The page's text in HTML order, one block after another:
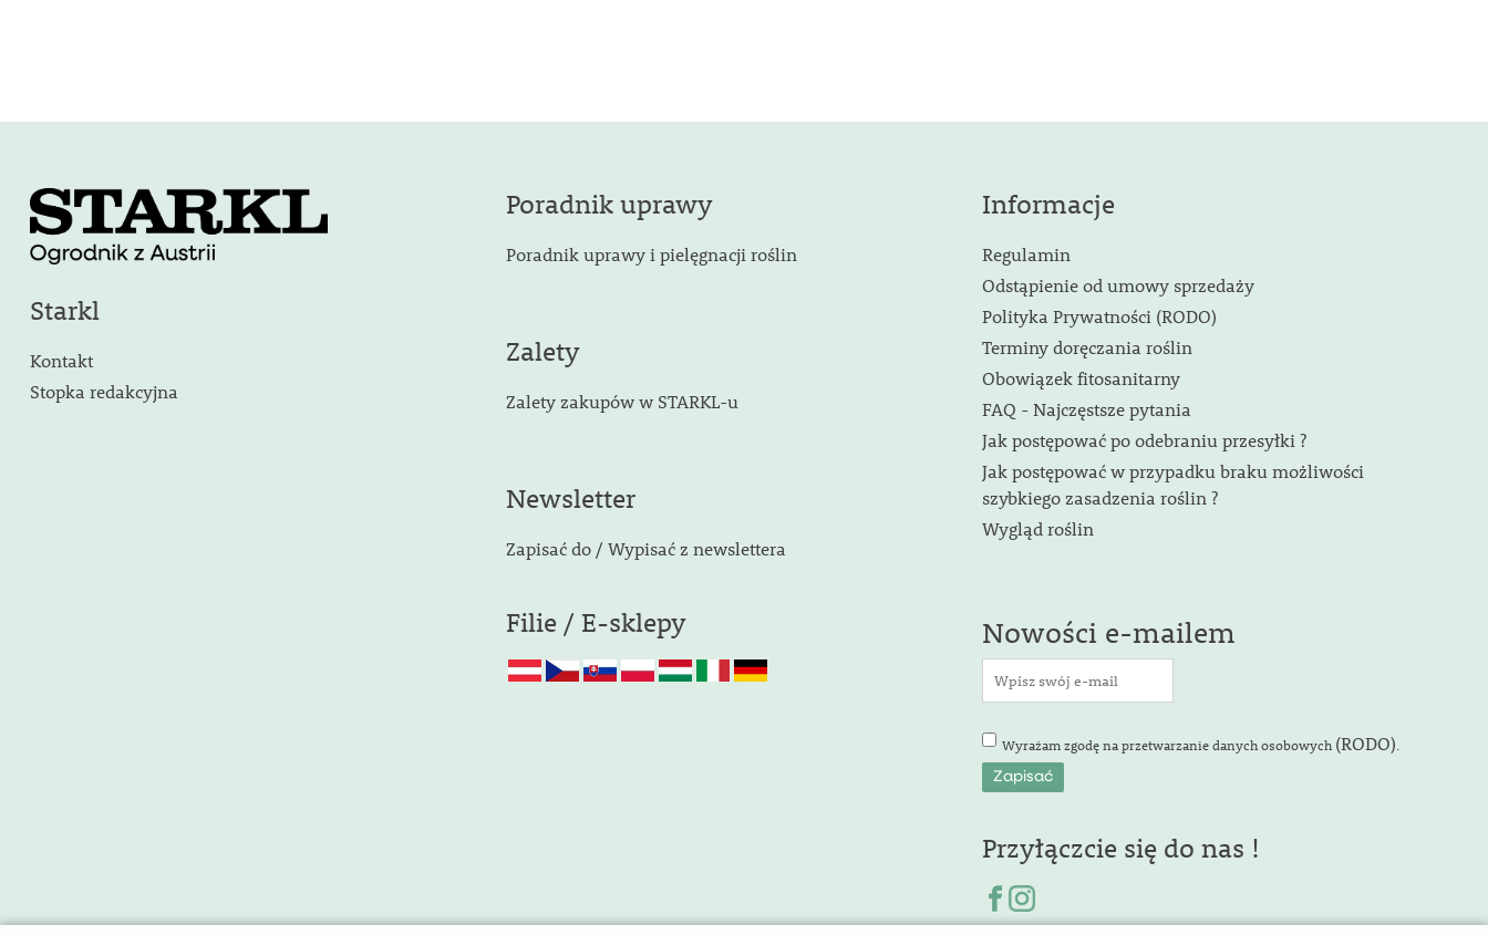
Starkl
Kontakt
Stopka redakcyjna
Poradnik uprawy
Poradnik uprawy i pielęgnacji roślin
Zalety
Zalety zakupów w STARKL-u
Newsletter
Zapisać do / Wypisać z newslettera
Filie / E-sklepy
Informacje
Regulamin
Odstąpienie od umowy sprzedaży
Polityka Prywatności (RODO)
Terminy doręczania roślin
Obowiązek fitosanitarny
FAQ - Najczęstsze pytania
Jak postępować po odebraniu przesyłki ?
Jak postępować w przypadku braku możliwości
szybkiego zasadzenia roślin ?
Wygląd roślin
Nowości e-mailem
Wyrażam zgodę na przetwarzanie danych osobowych (RODO)
Przyłączcie się do nas !